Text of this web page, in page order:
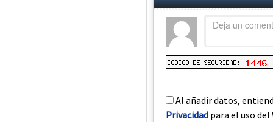
Al añadir datos,
Privacidad para el uso del